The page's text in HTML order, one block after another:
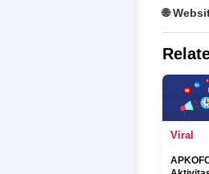
🌐
Viral